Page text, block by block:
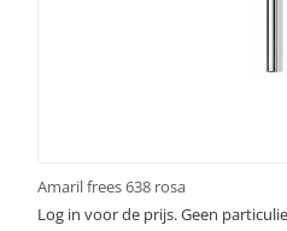
Amaril frees 638 rosa
Log in voor de prijs. Geen